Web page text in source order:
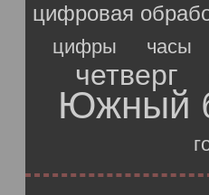
цифровая
цифры часы
четверг
Южный